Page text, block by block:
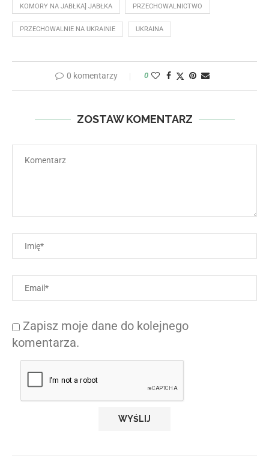
KOMORY NA JABŁKA] JABŁKA PRZECHOWALNICTWO
PRZECHOWALNIE NA UKRAINIE UKRAINA
0 komentarzy 0
ZOSTAW KOMENTARZ
Zapisz moje dane do kolejnego
komentarza.